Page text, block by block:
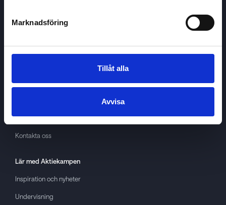
Marknadsföring
Tillåt alla
Avvisa
OmAktiekampen
About cookies
GDPR
Kontakta oss
Lär med Aktiekampen
Inspiration och nyheter
Undervisning